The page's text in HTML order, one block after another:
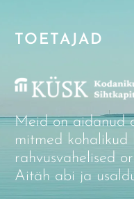
TOETAJAD
Meid on aidanud
mitmed kohalikud
rahvusvahelised
Aitäh abi ja